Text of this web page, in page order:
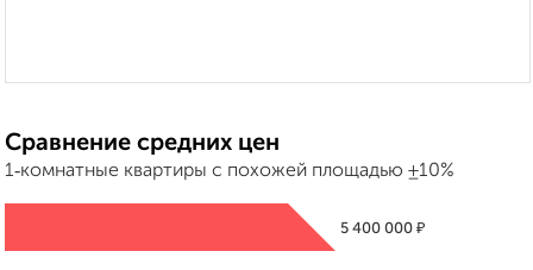
Сравнение средних цен
1‑комнатные квартиры с похожей площадью ±10%
5 400 000 ₽